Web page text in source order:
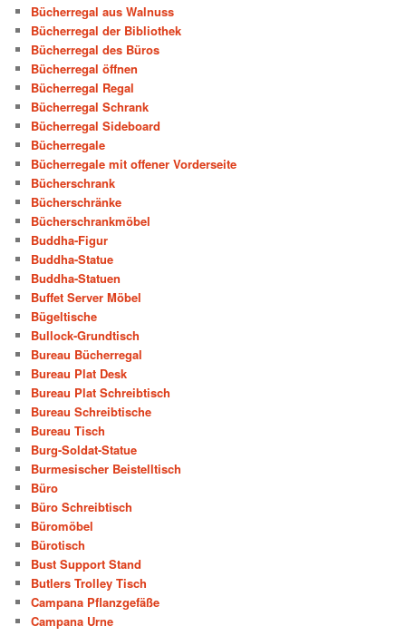
Bücherregal aus Walnuss
Bücherregal der Bibliothek
Bücherregal des Büros
Bücherregal öffnen
Bücherregal Regal
Bücherregal Schrank
Bücherregal Sideboard
Bücherregale
Bücherregale mit offener Vorderseite
Bücherschrank
Bücherschränke
Bücherschrankmöbel
Buddha-Figur
Buddha-Statue
Buddha-Statuen
Buffet Server Möbel
Bügeltische
Bullock-Grundtisch
Bureau Bücherregal
Bureau Plat Desk
Bureau Plat Schreibtisch
Bureau Schreibtische
Bureau Tisch
Burg-Soldat-Statue
Burmesischer Beistelltisch
Büro
Büro Schreibtisch
Büromöbel
Bürotisch
Bust Support Stand
Butlers Trolley Tisch
Campana Pflanzgefäße
Campana Urne